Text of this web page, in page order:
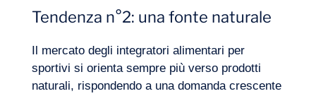
Tendenza n°2: una fonte naturale
Il mercato degli integratori alimentari per
sportivi si orienta sempre più verso prodotti
naturali, rispondendo a una domanda crescente